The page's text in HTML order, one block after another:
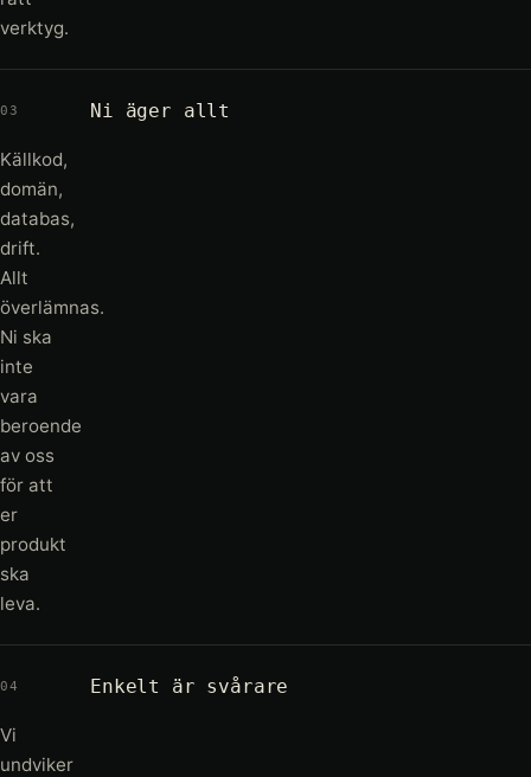
verktyg.
03 Ni äger allt
Källkod,
domän,
databas,
drift.
Allt
överlämnas.
Ni ska
inte
vara
beroende
av oss
för att
er
produkt
ska
leva.
04 Enkelt är svårare
Vi
undviker